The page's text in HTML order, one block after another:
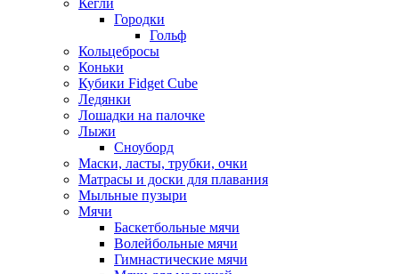
Кегли
Городки
Гольф
Кольцебросы
Коньки
Кубики Fidget Cube
Ледянки
Лошадки на палочке
Лыжи
Сноуборд
Маски, ласты, трубки, очки
Матрасы и доски для плавания
Мыльные пузыри
Мячи
Баскетбольные мячи
Волейбольные мячи
Гимнастические мячи